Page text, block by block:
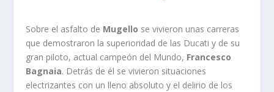
Sobre el asfalto de Mugello se vivieron unas carreras
que demostraron la superioridad de las Ducati y de su
gran piloto, actual campeón del Mundo, Francesco
Bagnaia. Detrás de él se vivieron situaciones
electrizantes con un lleno absoluto y el delirio de los